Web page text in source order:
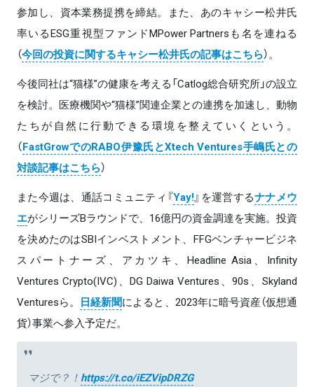
参加し、資本業務提携を締結。また、あのキャシー松井氏
率いるESG重視型ファンドMPower Partnersも名を連ねる
（今回の投資に関するキャシー松井氏の記事はこちら）。
今後同社は“猫様”の健康を考える「Catlog総合研究所」の設立
を検討。医療機関や“猫様”関連企業との連携を加速し、動物
たちが自然に行動できる環境を整えていくという。
（FastGrowでのRABO伊豫氏とXtech Ventures手嶋氏との
対談記事はこちら）
また今週は、通話コミュニティ『Yay!』を運営するナナメウ
エがシリーズBラウンドで、16億円の資金調達を実施。投資
を決めたのはSBIインベストメント、FFGベンチャービジネ
スパートナーズ、アカツキ、Headline Asia、Infinity
Ventures Crypto(IVC)、DG Daiwa Ventures、90s、Skyland
Venturesら。 日経新聞によると、2023年に暗号資産（仮想通
貨）事業へ参入予定だ。
マジで？！https://t.co/iEZVipDRZG